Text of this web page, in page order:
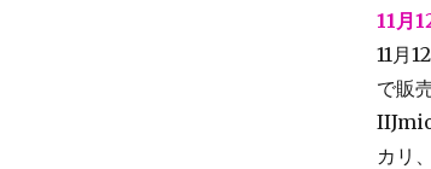
11月
11月
で販
カリ